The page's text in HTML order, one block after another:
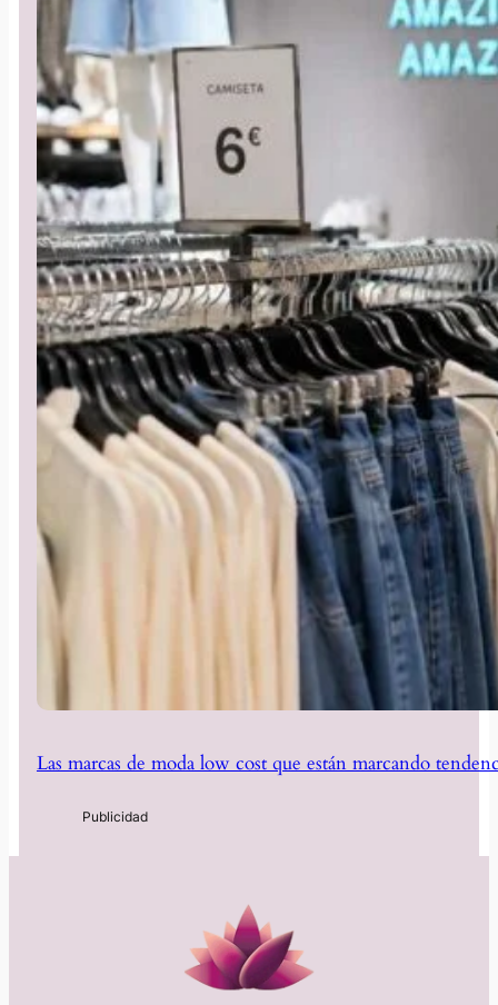
Las marcas de moda low cost que están marcando